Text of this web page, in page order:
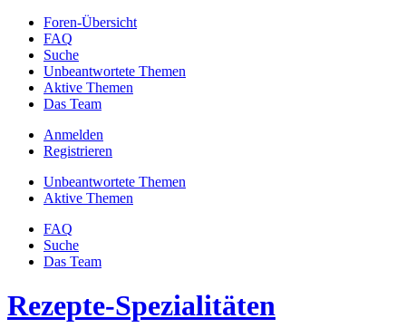
Foren-Übersicht
FAQ
Suche
Unbeantwortete Themen
Aktive Themen
Das Team
Anmelden
Registrieren
Unbeantwortete Themen
Aktive Themen
FAQ
Suche
Das Team
Rezepte-Spezialitäten